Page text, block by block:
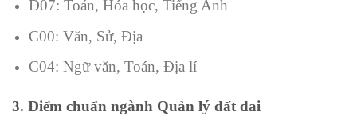
D07: Toán, Hóa học, Tiếng Anh
C00: Văn, Sử, Địa
C04: Ngữ văn, Toán, Địa lí
3. Điểm chuẩn ngành Quản lý đất đai